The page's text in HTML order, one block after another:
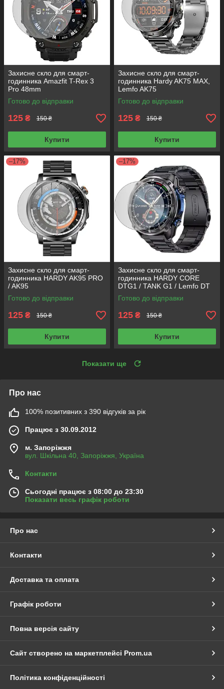
Захисне скло для смарт-
годинника Amazfit T-Rex 3
Pro 48mm
Готово до відправки
125 ₴ 150 ₴
Купити
Захисне скло для смарт-
годинника Hardy AK75 MAX,
Lemfo AK75
Готово до відправки
125 ₴ 150 ₴
Купити
–17%
Захисне скло для смарт-
годинника HARDY AK95 PRO
/ AK95
Готово до відправки
125 ₴ 150 ₴
Купити
–17%
Захисне скло для смарт-
годинника HARDY CORE
DTG1 / TANK G1 / Lemfo DT
G1 / SKVAD G1
Готово до відправки
125 ₴ 150 ₴
Купити
Показати ще
Про нас
100% позитивних з 390 відгуків за рік
Працює з 30.09.2012
м. Запоріжжя
вул. Шкільна 40, Запоріжжя, Україна
Контакти
Сьогодні працює з 08:00 до 23:30
Показати весь графік роботи
Про нас
Контакти
Доставка та оплата
Графік роботи
Повна версія сайту
Сайт створено на маркетплейсі Prom.ua
Політика конфіденційності